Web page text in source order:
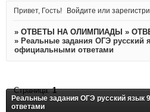
Привет, Гость! Войдите или
» ОТВЕТЫ НА ОЛИМПИАДЫ »
» Реальные задания ОГЭ русский
официальными ответами
Реальные задания ОГЭ русский
ответами
Страница:1